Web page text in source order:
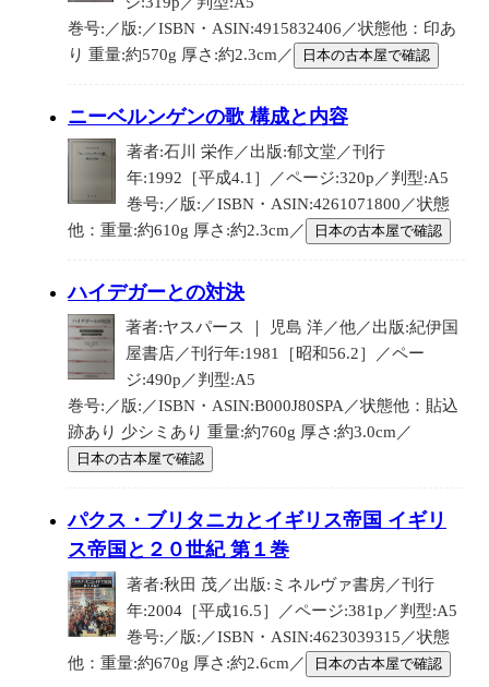
巻号:／版:／ISBN・ASIN:4915832406／状態他：印あ
り 重量:約570g 厚さ:約2.3cm／
日本の古本屋で確認
ニーベルンゲンの歌 構成と内容
著者:石川 栄作／出版:郁文堂／刊行
年:1992［平成4.1］／ページ:320p／判型:A5
巻号:／版:／ISBN・ASIN:4261071800／状態
他：重量:約610g 厚さ:約2.3cm／
日本の古本屋で確認
ハイデガーとの対決
著者:ヤスパース ｜ 児島 洋／他／出版:紀伊国
屋書店／刊行年:1981［昭和56.2］／ペー
ジ:490p／判型:A5
巻号:／版:／ISBN・ASIN:B000J80SPA／状態他：貼込
跡あり 少シミあり 重量:約760g 厚さ:約3.0cm／
日本の古本屋で確認
パクス・ブリタニカとイギリス帝国 イギリ
ス帝国と２０世紀 第１巻
著者:秋田 茂／出版:ミネルヴァ書房／刊行
年:2004［平成16.5］／ページ:381p／判型:A5
巻号:／版:／ISBN・ASIN:4623039315／状態
他：重量:約670g 厚さ:約2.6cm／
日本の古本屋で確認